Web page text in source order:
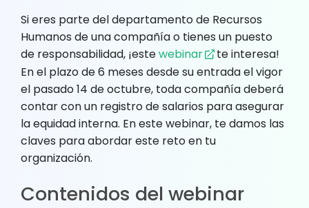
Si eres parte del departamento de Recursos
Humanos de una compañía o tienes un puesto
de responsabilidad, ¡estewebinar
te interesa!
En el plazo de 6 meses desde su entrada el vigor
el pasado 14 de octubre, toda compañía deberá
contar con un registro de salarios para asegurar
la equidad interna. En este webinar, te damos las
claves para abordar este reto en tu
organización.
Contenidos del webinar